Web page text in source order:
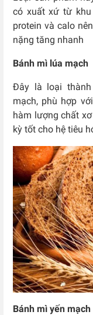
có xuất xứ từ
protein và calo
nặng tăng nhanh
Bánh mì lúa mạch
Đây là loại
mạch, phù hợp
hàm lượng chất
kỳ tốt cho hệ tiêu
Bánh mì yến mạch